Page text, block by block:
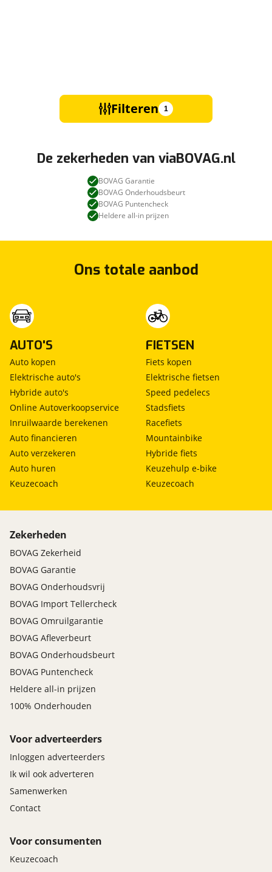
Filteren 1
De zekerheden van viaBOVAG.nl
BOVAG Garantie
BOVAG Onderhoudsbeurt
BOVAG Puntencheck
Heldere all-in prijzen
Ons totale aanbod
AUTO'S
Auto kopen
Elektrische auto's
Hybride auto's
Online Autoverkoopservice
Inruilwaarde berekenen
Auto financieren
Auto verzekeren
Auto huren
Keuzecoach
FIETSEN
Fiets kopen
Elektrische fietsen
Speed pedelecs
Stadsfiets
Racefiets
Mountainbike
Hybride fiets
Keuzehulp e-bike
Keuzecoach
Zekerheden
BOVAG Zekerheid
BOVAG Garantie
BOVAG Onderhoudsvrij
BOVAG Import Tellercheck
BOVAG Omruilgarantie
BOVAG Afleverbeurt
BOVAG Onderhoudsbeurt
BOVAG Puntencheck
Heldere all-in prijzen
100% Onderhouden
Voor adverteerders
Inloggen adverteerders
Ik wil ook adverteren
Samenwerken
Contact
Voor consumenten
Keuzecoach